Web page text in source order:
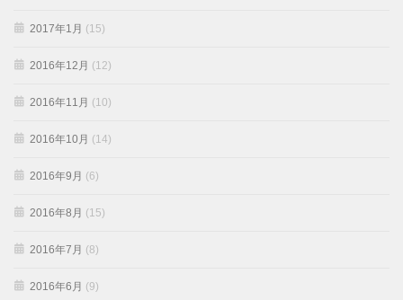
2017年1月 (15)
2016年12月 (12)
2016年11月 (10)
2016年10月 (14)
2016年9月 (6)
2016年8月 (15)
2016年7月 (8)
2016年6月 (9)